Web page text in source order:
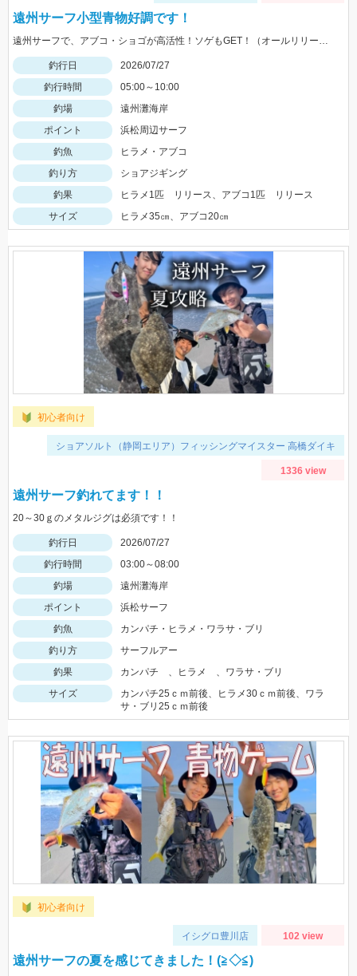
遠州サーフ小型青物好調です！
遠州サーフで、アブコ・ショゴが高活性！ソゲもGET！（オールリリースさせて頂きました）ヒットルアーは、ジーク Ｆサーディン20ｇ 20ｇのサイズ感が良かったです！
釣行日
2026/07/27
釣行時間
05:00～10:00
釣場
遠州灘海岸
ポイント
浜松周辺サーフ
釣魚
ヒラメ・アブコ
釣り方
ショアジギング
釣果
ヒラメ1匹 リリース、アブコ1匹 リリース
サイズ
ヒラメ35㎝、アブコ20㎝
初心者向け
ショアソルト（静岡エリア）フィッシングマイスター 高橋ダイキ
1336 view
遠州サーフ釣れてます！！
20～30ｇのメタルジグは必須です！！
釣行日
2026/07/27
釣行時間
03:00～08:00
釣場
遠州灘海岸
ポイント
浜松サーフ
釣魚
カンパチ・ヒラメ・ワラサ・ブリ
釣り方
サーフルアー
釣果
カンパチ 、ヒラメ 、ワラサ・ブリ
サイズ
カンパチ25ｃｍ前後、ヒラメ30ｃｍ前後、ワラ
サ・ブリ25ｃｍ前後
初心者向け
イシグロ豊川店 102 view
遠州サーフの夏を感じてきました！(≧◇≦)